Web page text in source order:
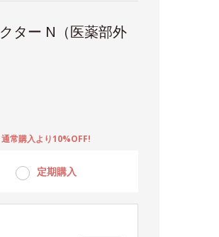
ター N（医薬部外
定期購入
通常購入より10%OFF!